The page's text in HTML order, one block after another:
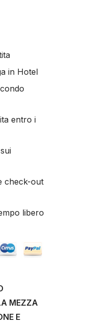
in Hotel
entro i
check-out
libero
MEZZA
E